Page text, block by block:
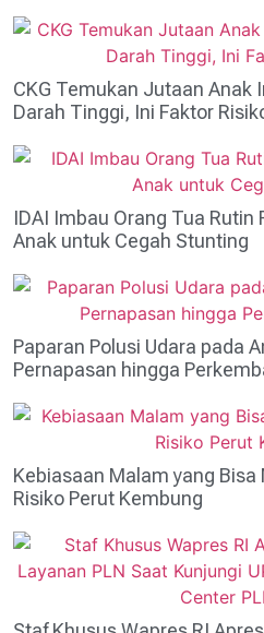
CKG Temukan Jutaan Anak
Darah Tinggi, Ini Faktor
IDAI Imbau Orang Tua
Anak untuk Cegah Stunting
Paparan Polusi Udara pada
Pernapasan hingga
Kebiasaan Malam yang
Risiko Perut Kembung